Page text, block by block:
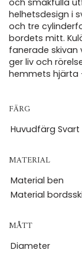
och smakfulla
helhetsdesign i
och tre
bordets mitt.
fanerade skivan
ger liv och
hemmets hjärta
FÄRG
Huvudfärg Svart
MATERIAL
Material ben
Material
MÅTT
Diameter